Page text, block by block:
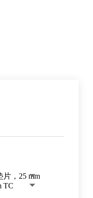
，25 mm
TC